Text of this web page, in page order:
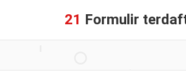
21 Formulir